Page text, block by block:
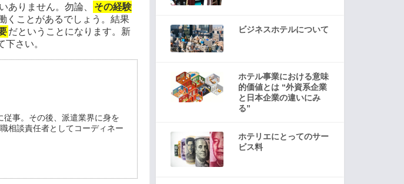
ありません。勿論、
その経験
くことがあるでしょう。結果
だということになります。新
さい。
事。その後、派遣業界に身を
相談責任者としてコーディネー
ビジネスホテルについて
ホテル事業における意味
的価値とは “外資系企業
と日本企業の違いにみ
る”
ホテリエにとってのサー
ビス料